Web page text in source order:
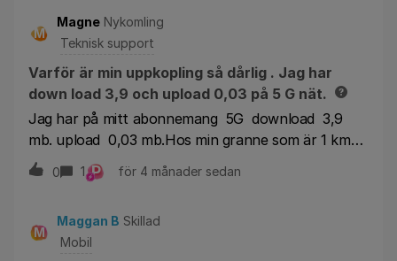
måste ändå ladda telefonen en minst en gång varje
dag. Sen har den små bugg fel. Tex så försover jag
min minst en gång i veckan pga att larmet inte
ringer. När jag vaknar och kollar på scheman så står
det att alla larm ringer precis då men det är inget
ljud. Trotts att det är ljud på i inställningar och
funktionen ”ändra med knappar” är avstängt.
M
Magne Nykomling
Teknisk support
Varför är min uppkopling så dårlig . Jag har
down load 3,9 och upload 0,03 på 5 G nät.
Jag har på mitt abonnemang 5G download 3,9
mb. upload 0,03 mb.Hos min granne som är 1 km
bort vi har samma mast, var det download 331mb
och upload 237 mb.Vad är fel ????
0 1 P för 4 månader sedan
M
Maggan B Skillad
Mobil